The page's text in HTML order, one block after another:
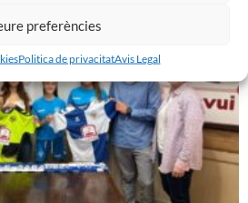
preferències
Politica de privacitatAvis Legal